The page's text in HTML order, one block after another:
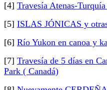
[4] Travesía Atenas-
[5] ISLAS JÓNICAS y
[6] Río Yukon en canoa y
[7] Travesía de 5 días en
Park ( Canadá)